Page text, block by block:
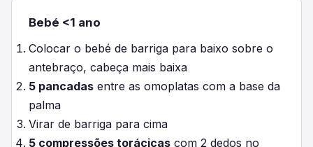
Bebé <1 ano
Colocar o bebé de barriga para baixo sobre o
antebraço, cabeça mais baixa
5 pancadas entre as omoplatas com a base da
palma
Virar de barriga para cima
5 compressões torácicas com 2 dedos no